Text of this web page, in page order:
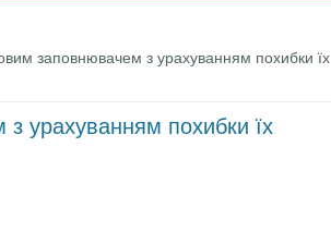
заповнювачем з урахуванням похибки їх
урахуванням похибки їх